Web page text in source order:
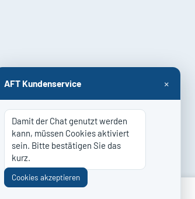
AFT Kundenservice ×
Damit der Chat genutzt werden
kann, müssen Cookies aktiviert
sein. Bitte bestätigen Sie das
kurz.
Cookies akzeptieren